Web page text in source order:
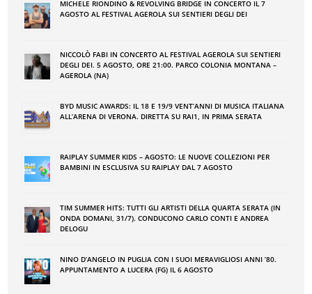
MICHELE RIONDINO & REVOLVING BRIDGE IN CONCERTO IL 7
AGOSTO AL FESTIVAL AGEROLA SUI SENTIERI DEGLI DEI
NICCOLÒ FABI IN CONCERTO AL FESTIVAL AGEROLA SUI SENTIERI
DEGLI DEI. 5 AGOSTO, ORE 21:00. PARCO COLONIA MONTANA –
AGEROLA (NA)
BYD MUSIC AWARDS: IL 18 E 19/9 VENT’ANNI DI MUSICA ITALIANA
ALL’ARENA DI VERONA. DIRETTA SU RAI1, IN PRIMA SERATA
RAIPLAY SUMMER KIDS – AGOSTO: LE NUOVE COLLEZIONI PER
BAMBINI IN ESCLUSIVA SU RAIPLAY DAL 7 AGOSTO
TIM SUMMER HITS: TUTTI GLI ARTISTI DELLA QUARTA SERATA (IN
ONDA DOMANI, 31/7). CONDUCONO CARLO CONTI E ANDREA
DELOGU
NINO DʼANGELO IN PUGLIA CON I SUOI MERAVIGLIOSI ANNI ʼ80.
APPUNTAMENTO A LUCERA (FG) IL 6 AGOSTO